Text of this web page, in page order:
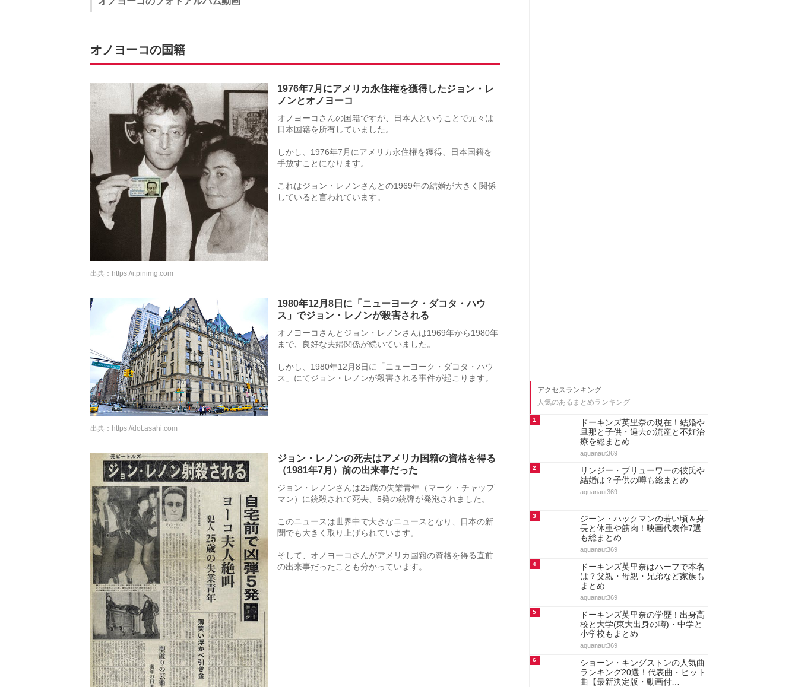
オノヨーコの国籍
1976年7月にアメリカ永住権を獲得したジョン・レ
ノンとオノヨーコ
オノヨーコさんの国籍ですが、日本人ということで元々は
日本国籍を所有していました。
しかし、1976年7月にアメリカ永住権を獲得、日本国籍を
手放すことになります。
これはジョン・レノンさんとの1969年の結婚が大きく関係
していると言われています。
出典： https://i.pinimg.com
1980年12月8日に「ニューヨーク・ダコタ・ハウ
ス」でジョン・レノンが殺害される
オノヨーコさんとジョン・レノンさんは1969年から1980年
まで、良好な夫婦関係が続いていました。
しかし、1980年12月8日に「ニューヨーク・ダコタ・ハウ
ス」にてジョン・レノンが殺害される事件が起こります。
出典： https://dot.asahi.com
ジョン・レノンの死去はアメリカ国籍の資格を得る
（1981年7月）前の出来事だった
ジョン・レノンさんは25歳の失業青年（マーク・チャップ
マン）に銃殺されて死去、5発の銃弾が発泡されました。
このニュースは世界中で大きなニュースとなり、日本の新
聞でも大きく取り上げられています。
そして、オノヨーコさんがアメリカ国籍の資格を得る直前
の出来事だったことも分かっています。
アクセスランキング
人気のあるまとめランキング
1
ドーキンズ英里奈の現在！結婚や
旦那と子供・過去の流産と不妊治
療を総まとめ
aquanaut369
2
リンジー・ブリューワーの彼氏や
結婚は？子供の噂も総まとめ
aquanaut369
3
ジーン・ハックマンの若い頃＆身
長と体重や筋肉！映画代表作7選
も総まとめ
aquanaut369
4
ドーキンズ英里奈はハーフで本名
は？父親・母親・兄弟など家族も
まとめ
aquanaut369
5
ドーキンズ英里奈の学歴！出身高
校と大学(東大出身の噂)・中学と
小学校もまとめ
aquanaut369
6
ショーン・キングストンの人気曲
ランキング20選！代表曲・ヒット
曲【最新決定版・動画付…